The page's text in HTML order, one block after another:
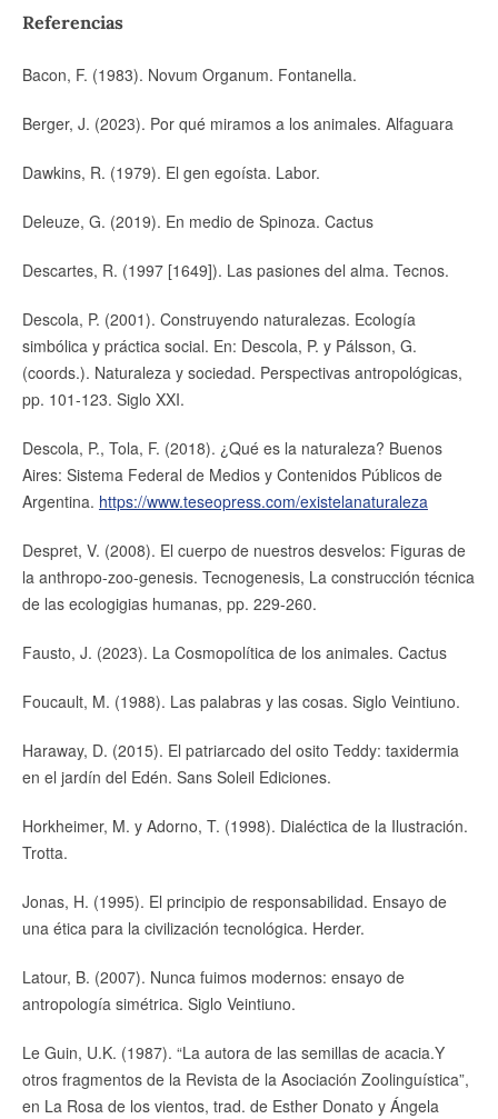
Referencias
Bacon, F. (1983). Novum Organum. Fontanella.
Berger, J. (2023). Por qué miramos a los animales. Alfaguara
Dawkins, R. (1979). El gen egoísta. Labor.
Deleuze, G. (2019). En medio de Spinoza. Cactus
Descartes, R. (1997 [1649]). Las pasiones del alma. Tecnos.
Descola, P. (2001). Construyendo naturalezas. Ecología
simbólica y práctica social. En: Descola, P. y Pálsson, G.
(coords.). Naturaleza y sociedad. Perspectivas antropológicas,
pp. 101-123. Siglo XXI.
Descola, P., Tola, F. (2018). ¿Qué es la naturaleza? Buenos
Aires: Sistema Federal de Medios y Contenidos Públicos de
Argentina. https://www.teseopress.com/existelanaturaleza
Despret, V. (2008). El cuerpo de nuestros desvelos: Figuras de
la anthropo-zoo-genesis. Tecnogenesis, La construcción técnica
de las ecologigias humanas, pp. 229-260.
Fausto, J. (2023). La Cosmopolítica de los animales. Cactus
Foucault, M. (1988). Las palabras y las cosas. Siglo Veintiuno.
Haraway, D. (2015). El patriarcado del osito Teddy: taxidermia
en el jardín del Edén. Sans Soleil Ediciones.
Horkheimer, M. y Adorno, T. (1998). Dialéctica de la Ilustración.
Trotta.
Jonas, H. (1995). El principio de responsabilidad. Ensayo de
una ética para la civilización tecnológica. Herder.
Latour, B. (2007). Nunca fuimos modernos: ensayo de
antropología simétrica. Siglo Veintiuno.
Le Guin, U.K. (1987). “La autora de las semillas de acacia.Y
otros fragmentos de la Revista de la Asociación Zoolinguística”,
en La Rosa de los vientos, trad. de Esther Donato y Ángela